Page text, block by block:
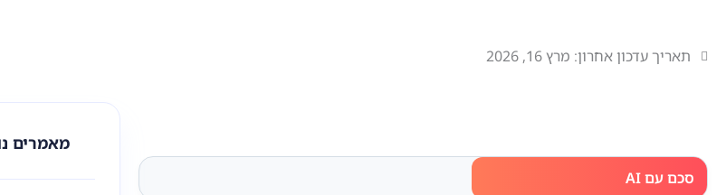
תאריך עדכון אחרון: מרץ 16, 2026
סכם עם AI
מאמרים